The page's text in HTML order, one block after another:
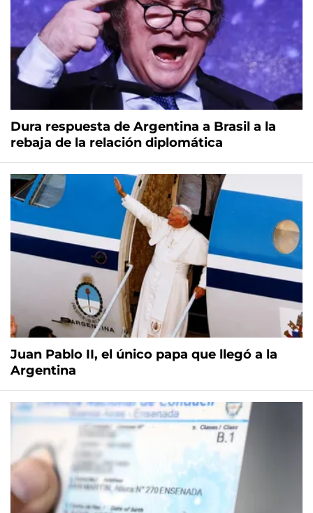
Dura respuesta de Argentina a Brasil a la
rebaja de la relación diplomática
Juan Pablo II, el único papa que llegó a la
Argentina